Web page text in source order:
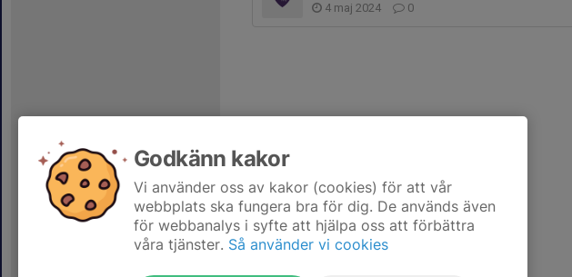
4 maj 2024 0
Godkänn kakor
Vi använder oss av kakor (cookies) för att vår
webbplats ska fungera bra för dig. De används även
för webbanalys i syfte att hjälpa oss att förbättra
våra tjänster. Så använder vi cookies